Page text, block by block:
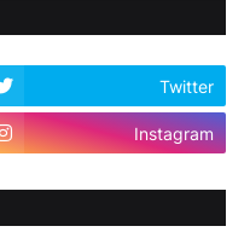
Twitter
Instagram